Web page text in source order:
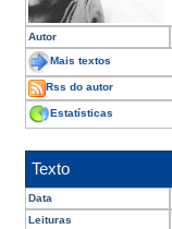
Autor
Mais textos
Rss do autor
Estatísticas
Texto
Data
Leituras